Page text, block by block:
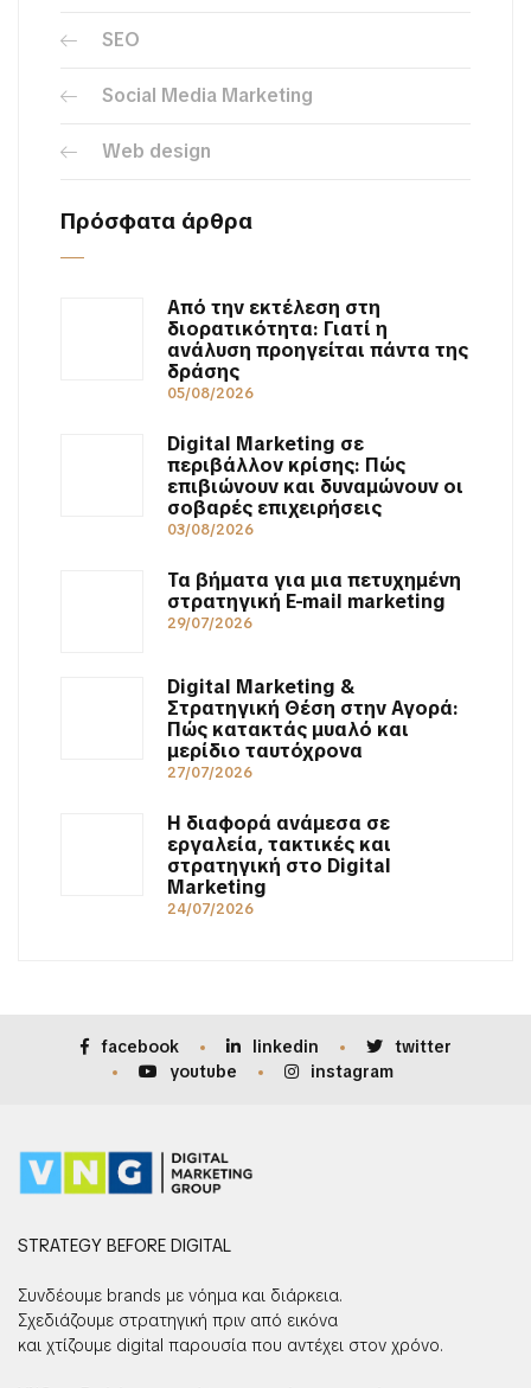
SEO
Social Media Marketing
Web design
Πρόσφατα άρθρα
Από την εκτέλεση στη
διορατικότητα: Γιατί η
ανάλυση προηγείται πάντα της
δράσης
05/08/2026
Digital Marketing σε
περιβάλλον κρίσης: Πώς
επιβιώνουν και δυναμώνουν οι
σοβαρές επιχειρήσεις
03/08/2026
Τα βήματα για μια πετυχημένη
στρατηγική E-mail marketing
29/07/2026
Digital Marketing &
Στρατηγική Θέση στην Αγορά:
Πώς κατακτάς μυαλό και
μερίδιο ταυτόχρονα
27/07/2026
Η διαφορά ανάμεσα σε
εργαλεία, τακτικές και
στρατηγική στο Digital
Marketing
24/07/2026
facebook linkedin
twitter
youtube
instagram
STRATEGY BEFORE DIGITAL
Συνδέουμε brands με νόημα και διάρκεια.
Σχεδιάζουμε στρατηγική πριν από εικόνα
και χτίζουμε digital παρουσία που αντέχει στον χρόνο.